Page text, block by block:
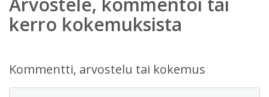
kerro kokemuksista
Kommentti, arvostelu tai kokemus